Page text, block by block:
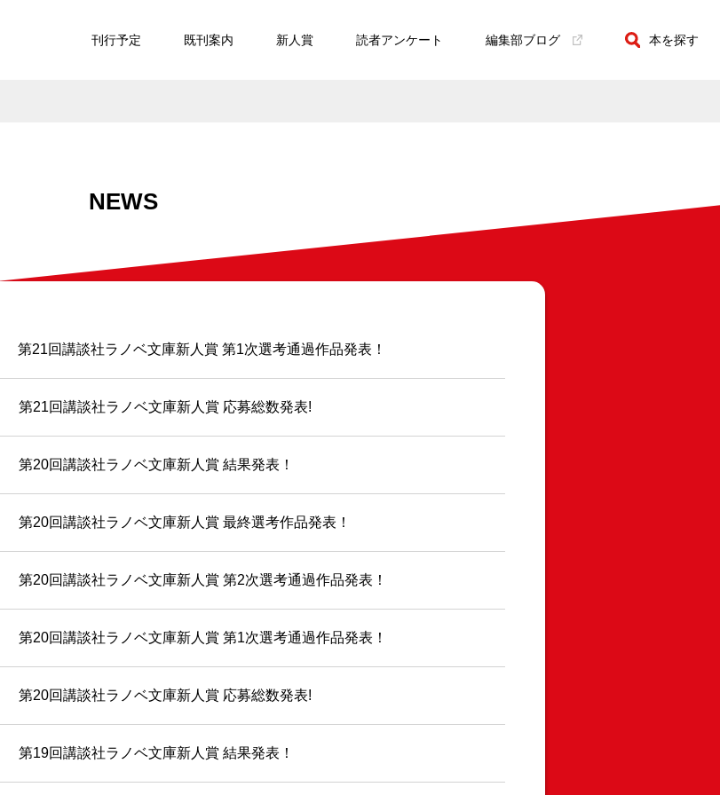
刊行予定 既刊案内 新人賞 読者アンケート 編集部ブログ 本を探す
NEWS
第21回講談社ラノベ文庫新人賞 第1次選考通過作品発表！
第21回講談社ラノベ文庫新人賞 応募総数発表!
第20回講談社ラノベ文庫新人賞 結果発表！
第20回講談社ラノベ文庫新人賞 最終選考作品発表！
第20回講談社ラノベ文庫新人賞 第2次選考通過作品発表！
第20回講談社ラノベ文庫新人賞 第1次選考通過作品発表！
第20回講談社ラノベ文庫新人賞 応募総数発表!
第19回講談社ラノベ文庫新人賞 結果発表！